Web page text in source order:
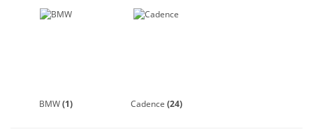
BMW(1) Cadence (24)